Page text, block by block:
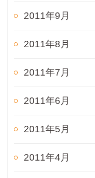
2011年9月
2011年8月
2011年7月
2011年6月
2011年5月
2011年4月